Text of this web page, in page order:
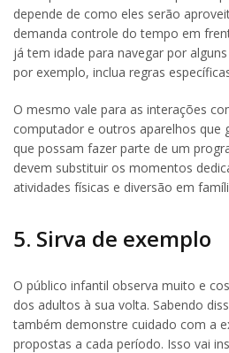
depende de como eles serão
demanda controle do tempo em
já tem idade para navegar por
por exemplo, inclua regras
O mesmo vale para as interações
computador e outros aparelhos que
que possam fazer parte de um
devem substituir os momentos
atividades físicas e diversão em
5. Sirva de exemplo
O público infantil observa muito e
dos adultos à sua volta. Sabendo
também demonstre cuidado com a
propostas a cada período. Isso vai